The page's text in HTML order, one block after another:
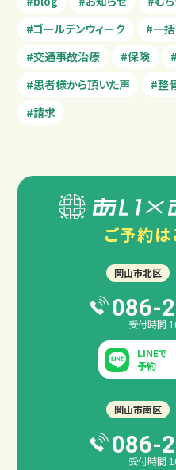
#ゴールデンウィーク
#一
#交通事故治療
#保険
#患者様から頂いた声
#整
#請求
ご予約は
岡山市北区
086-
受付時間
LINEで
予約
岡山市南区
086-
受付時間